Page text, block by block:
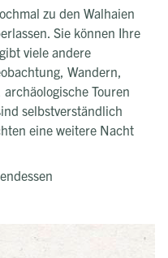
zu den Walhaien
Sie können Ihre
viele andere
Wandern,
Touren
selbstverständlich
eine weitere Nacht